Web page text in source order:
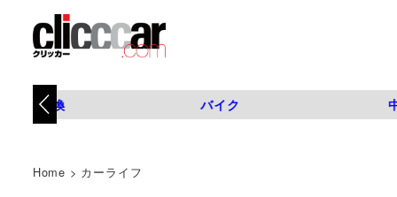
タイヤ交換 バイク
Home > カーライフ